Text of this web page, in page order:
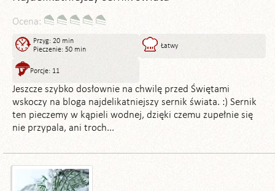
Ocena:
Przyg: 20 min
Pieczenie: 50 min
Łatwy
Porcje: 11
Jeszcze szybko dosłownie na chwilę przed Świętami
wskoczy na bloga najdelikatniejszy sernik świata. :) Sernik
ten pieczemy w kąpieli wodnej, dzięki czemu zupełnie się
nie przypala, ani troch...